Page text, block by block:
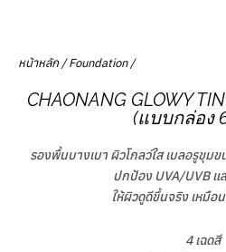
หน้าหลัก/Foundation/
CHAONANG GLOWY
(แบบกล่อง
รองพื้นบางเบา ผิวโกลว์ใส เบลอรูขุ
ปกป้อง UVA/UVB แ
ให้ผิวดูดีขึ้นจริง เหมือ
4 เฉดสี